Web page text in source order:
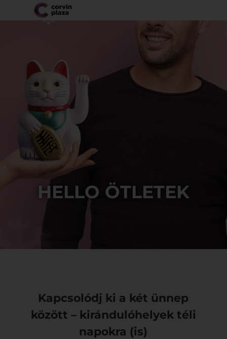
HELLO ÖTLETEK
Kapcsolódj ki a két ünnep
között – kirándulóhelyek téli
napokra (is)